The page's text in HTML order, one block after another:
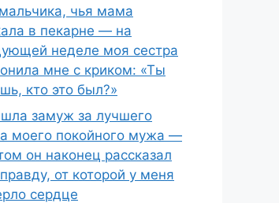
чья мама
в пекарне — на
неделе моя сестра
мне с криком: «Ты
кто это был?»
замуж за лучшего
моего покойного мужа —
он наконец рассказал
от которой у меня
сердце